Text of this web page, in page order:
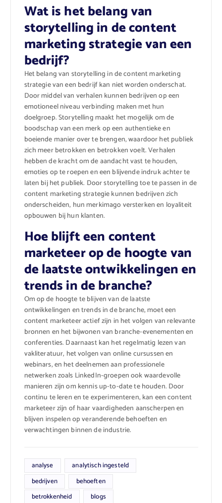
Wat is het belang van
storytelling in de content
marketing strategie van een
bedrijf?
Het belang van storytelling in de content marketing
strategie van een bedrijf kan niet worden onderschat.
Door middel van verhalen kunnen bedrijven op een
emotioneel niveau verbinding maken met hun
doelgroep. Storytelling maakt het mogelijk om de
boodschap van een merk op een authentieke en
boeiende manier over te brengen, waardoor het publiek
zich meer betrokken en betrokken voelt. Verhalen
hebben de kracht om de aandacht vast te houden,
emoties op te roepen en een blijvende indruk achter te
laten bij het publiek. Door storytelling toe te passen in de
content marketing strategie kunnen bedrijven zich
onderscheiden, hun merkimago versterken en loyaliteit
opbouwen bij hun klanten.
Hoe blijft een content
marketeer op de hoogte van
de laatste ontwikkelingen en
trends in de branche?
Om op de hoogte te blijven van de laatste
ontwikkelingen en trends in de branche, moet een
content marketeer actief zijn in het volgen van relevante
bronnen en het bijwonen van branche-evenementen en
conferenties. Daarnaast kan het regelmatig lezen van
vakliteratuur, het volgen van online cursussen en
webinars, en het deelnemen aan professionele
netwerken zoals LinkedIn-groepen ook waardevolle
manieren zijn om kennis up-to-date te houden. Door
continu te leren en te experimenteren, kan een content
marketeer zijn of haar vaardigheden aanscherpen en
blijven inspelen op veranderende behoeften en
verwachtingen binnen de industrie.
analyse
analytisch ingesteld
bedrijven
behoeften
betrokkenheid
blogs